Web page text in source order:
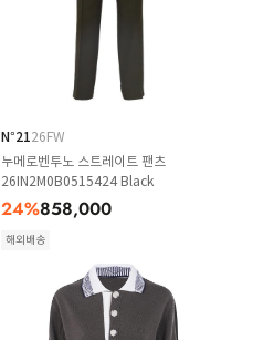
N°2126FW
누메로벤투노 스트레이트 팬츠
26IN2M0B0515424 Black
24%858,000
해외배송